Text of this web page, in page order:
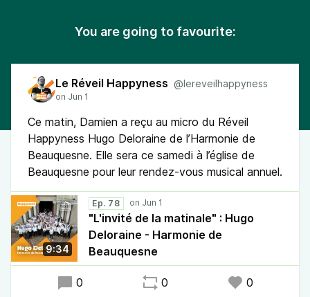
You are going to favourite:
Le Réveil Happyness @lereveilhappyness
Ce matin, Damien a reçu au micro du Réveil
Happyness Hugo Deloraine de l’Harmonie de
Beauquesne. Elle sera ce samedi à l’église de
Beauquesne pour leur rendez-vous musical annuel.
9:34
Ep. 78
"L'invité de la matinale" : Hugo
Deloraine - Harmonie de
Beauquesne
0 0 0